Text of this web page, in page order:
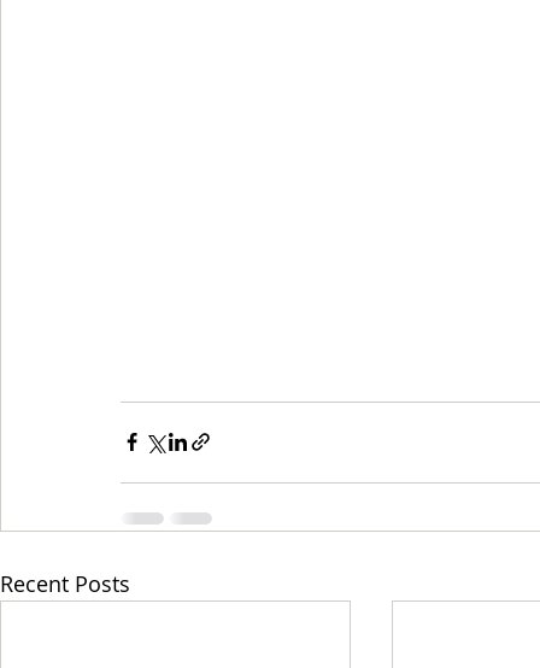
Recent Posts